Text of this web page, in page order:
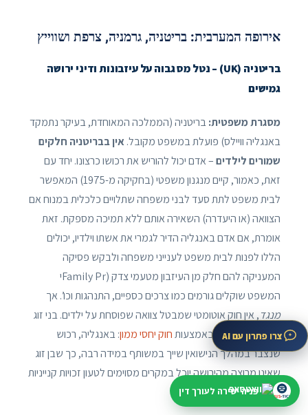
אירופה המערבית: בריטניה, גרמניה, צרפת ושווייץ
בריטניה (UK) – נטל מס גבוה על עיזבונות ודיני ירושה
גמישים
מסגרת משפטית:בריטניה (הממלכה המאוחדת, בעיקר נתמקד
באנגליה וויילס) פועלת במשפט מקובל. אין בבריטניה חלקים
שמורים לילדים– אדם יכול להוריש את רכושו כרצונו. יחד עם
זאת, כאמור, קיים מנגנון משפטי (בחקיקה מ-1975) המאפשר
לבית משפט לתת סעד לבני משפחה שתלויים כלכלית במנוח אם
הצוואה (או היעדרה) השאירה אותם ללא תמיכה מספקת. זאת
אומרת, אם אדם באנגליה הדיר לגמרי את אשתו וילדיו, יכולים
הללו לפנות לבית משפט לענייני משפחה ולבקש פסיקה
המעניקה להם חלק מן העיזבון מטעמי צדק (Family Prי
המשפט שוקלים גורמים כמו צרכים כספיים, התנהגות וכו’. אך
מנגד, אין חוק אוטומטי שמבטל צוואה שפוסחת על ילדים. בני זוג
נהנים גם מהגנה באמצעותחוק יחסי ממון: באנגליה, רכוש
שנצבר במהלך הנישואין שייך במשותף במידה רבה, כך שבן זוג
שאינו מרוצה מהירושה יוכל במקרים מסוימים לטעון זכויות קנייניות
ברכוש (מלבד הירושה).
צרו פתרון עם AI
פניה ישירה לעורך דין